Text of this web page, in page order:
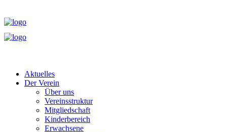
Aktuelles
Der Verein
Über uns
Vereinsstruktur
Mitgliedschaft
Kinderbereich
Erwachsene